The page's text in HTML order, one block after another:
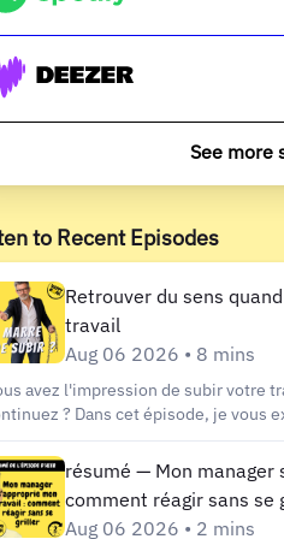
See more
to Recent Episodes
Retrouver du sens
travail
Aug 06 2026 • 8 mins
avez l'impression de subir votre
? Dans cet épisode, je vous
perdre le sens de
de la perte de sens et
retrouver un véritable moteur au
votre motivation,
votre vie professionnelle. Parce
résumé — Mon
comment réagir sans se
Aug 06 2026 • 2 mins